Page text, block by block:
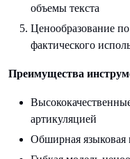
объемы текста
Ценообразование
фактического
Преимущества
артикуляцией
Обширная языковая